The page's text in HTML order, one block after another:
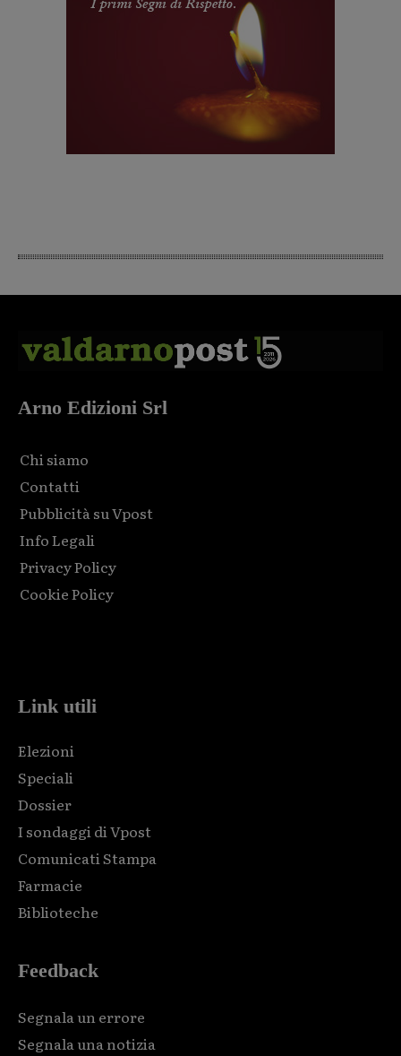
Arno Edizioni Srl
Chi siamo
Contatti
Pubblicità su Vpost
Info Legali
Privacy Policy
Cookie Policy
Link utili
Elezioni
Speciali
Dossier
I sondaggi di Vpost
Comunicati Stampa
Farmacie
Biblioteche
Feedback
Segnala un errore
Segnala una notizia